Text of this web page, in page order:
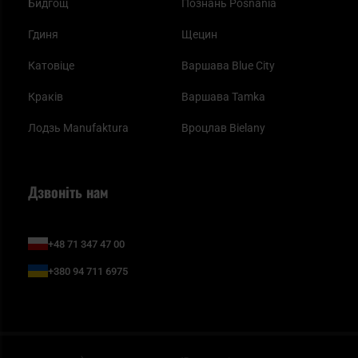
Бидгощ
Гдиня
Катовіце
Краків
Лодзь Manufaktura
Познань Posnania
Щецин
Варшава Blue City
Варшава Tamka
Вроцлав Bielany
Дзвоніть нам
+48 71 347 47 00
+380 94 711 6975